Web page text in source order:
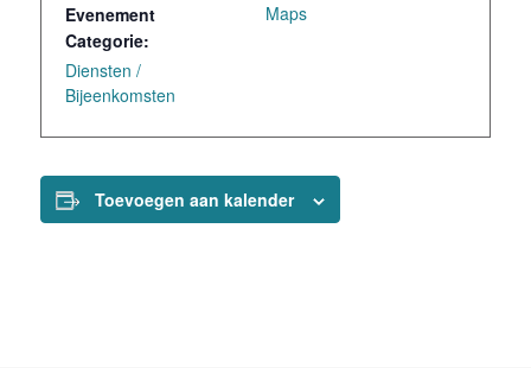
Evenement
Categorie:
Diensten /
Bijeenkomsten
Maps
Toevoegen aan kalender